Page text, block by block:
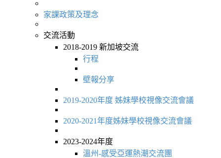
家課政策及理念
交流活動
2018-2019 新加坡交流
行程
壁報分享
2019-2020年度 姊妹學校視像交流會議
2020-2021年度姊妹學校視像交流會議
2023-2024年度
溫州-感受亞運熱潮交流團